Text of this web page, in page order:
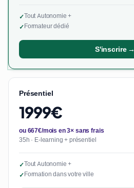
✓Tout Autonomie +
✓Formateur dédié
S'inscrire →
Présentiel
1999€
ou 667€/mois en 3× sans frais
35h · E-learning + présentiel
✓Tout Autonomie +
✓Formation dans votre ville